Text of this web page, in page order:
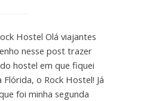
Hostel Olá viajantes
nesse post trazer
hostel em que fiquei
o Rock Hostel! Já
foi minha segunda